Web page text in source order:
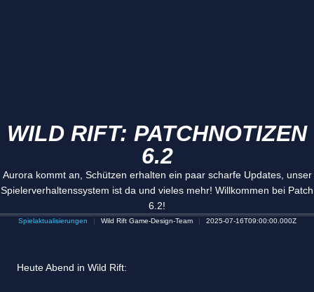
WILD RIFT: PATCHNOTIZEN
6.2
Aurora kommt an, Schützen erhalten ein paar scharfe Updates, unser
Spielerverhaltenssystem ist da und vieles mehr! Willkommen bei Patch
6.2!
Spielaktualisierungen Wild Rift Game-Design-Team 2025-07-16T09:00:00.000Z
Heute Abend in Wild Rift: